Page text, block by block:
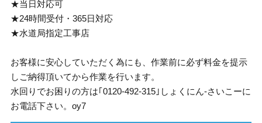
★当日対応可
★24時間受付・365日対応
★水道局指定工事店
お客様に安心していただく為にも、作業前に必ず料金を提示
しご納得頂いてから作業を行います。
水回りでお困りの方は｢0120-492-315｣しょくにん-さいこーに
お電話下さい。oy7